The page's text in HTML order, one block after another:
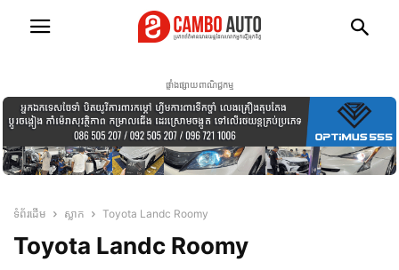
ផ្ទាំងផ្សាយពាណិជ្ជកម្ម
ទំព័រដើម ស្លាក Toyota Landc Roomy
Toyota Landc Roomy